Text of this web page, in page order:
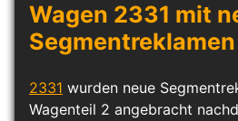
Wagen 2331 mit
Segmentreklamen
2331 wurden neue
Wagenteil 2 angebracht